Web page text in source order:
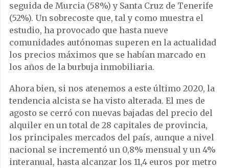
seguida de Murcia (58%) y Santa Cruz de Tenerife
(52%). Un sobrecoste que, tal y como muestra el
estudio, ha provocado que hasta nueve
comunidades autónomas superen en la actualidad
los precios máximos que se habían marcado en
los años de la burbuja inmobiliaria.
Ahora bien, si nos atenemos a este último 2020, la
tendencia alcista se ha visto alterada. El mes de
agosto se cerró con nuevas bajadas del precio del
alquiler en un total de 28 capitales de provincia,
los principales mercados del país, aunque a nivel
nacional se incrementó un 0,8% mensual y un 4%
interanual, hasta alcanzar los 11,4 euros por metro